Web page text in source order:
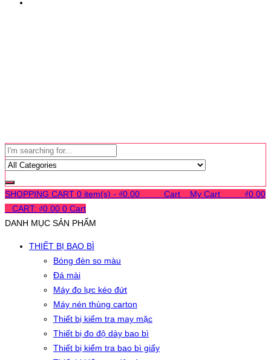
SHOPPING CART 0 item(s) - ₫0.00 Cart My Cart ₫0.00
CART: ₫0.00 0 Cart
DANH MỤC SẢN PHẨM
THIẾT BỊ BAO BÌ
Bóng đèn so màu
Đá mài
Máy đo lực kéo đứt
Máy nén thùng carton
Thiết bị kiểm tra may mặc
Thiết bị đo độ dày bao bì
Thiết bị kiểm tra bao bì giấy